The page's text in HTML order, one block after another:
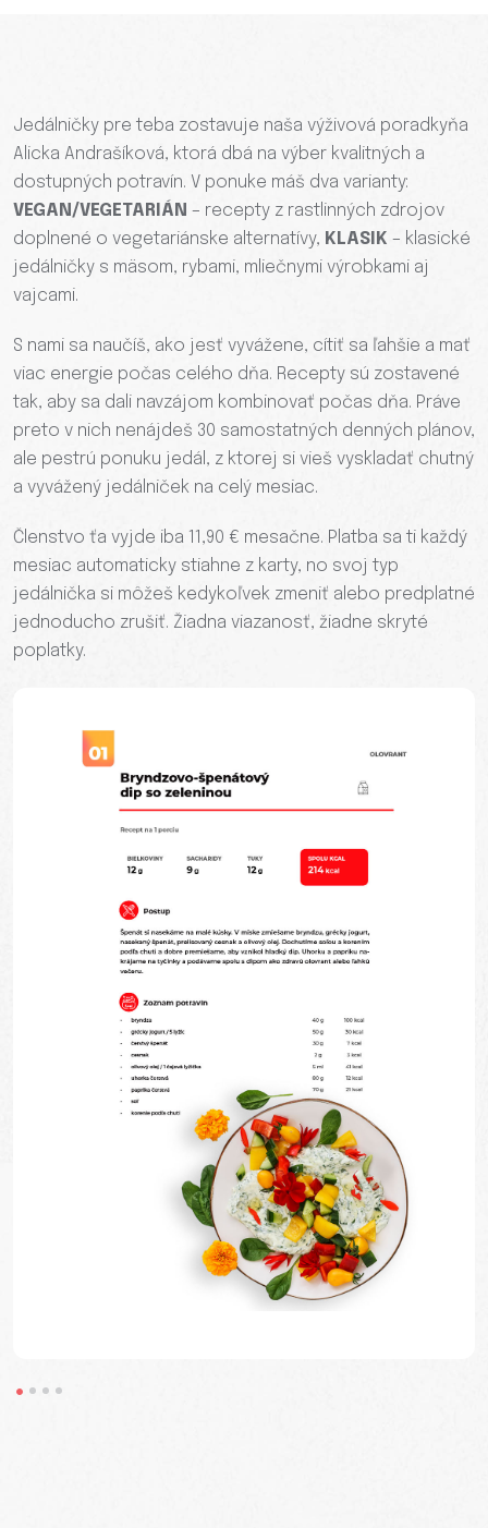
Jedálničky pre teba zostavuje naša výživová poradkyňa
Alicka Andrašíková, ktorá dbá na výber kvalitných a
dostupných potravín. V ponuke máš dva varianty:
VEGAN/VEGETARIÁN – recepty z rastlinných zdrojov
doplnené o vegetariánske alternatívy, KLASIK – klasické
jedálničky s mäsom, rybami, mliečnymi výrobkami aj
vajcami.
S nami sa naučíš, ako jesť vyvážene, cítiť sa ľahšie a mať
viac energie počas celého dňa. Recepty sú zostavené
tak, aby sa dali navzájom kombinovať počas dňa. Práve
preto v nich nenájdeš 30 samostatných denných plánov,
ale pestrú ponuku jedál, z ktorej si vieš vyskladať chutný
a vyvážený jedálniček na celý mesiac.
Členstvo ťa vyjde iba 11,90 € mesačne. Platba sa ti každý
mesiac automaticky stiahne z karty, no svoj typ
jedálnička si môžeš kedykoľvek zmeniť alebo predplatné
jednoducho zrušiť. Žiadna viazanosť, žiadne skryté
poplatky.